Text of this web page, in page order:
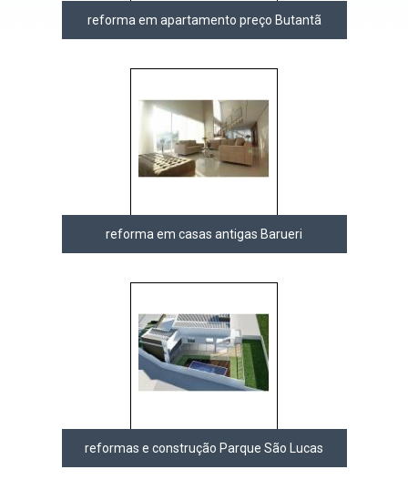
reforma em apartamento preço Butantã
reforma em casas antigas Barueri
reformas e construção Parque São Lucas